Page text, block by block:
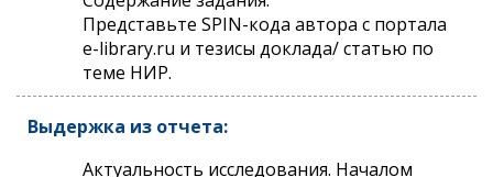
Представьте SPIN-кода автора с портала
e-library.ru и тезисы доклада/ статью по
теме НИР.
Выдержка из отчета:
Актуальность исследования. Началом